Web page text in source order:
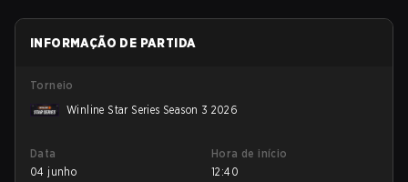
INFORMAÇÃO DE PARTIDA
Torneio
Winline Star Series Season 3 2026
Data
04 junho
Hora de início
12:40